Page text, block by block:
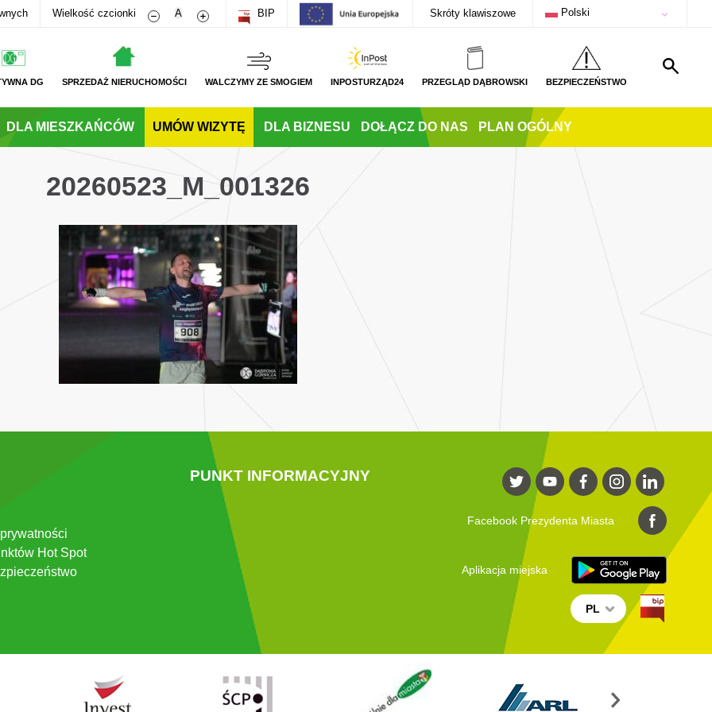
Wielkość czcionki Zmniejsz rozmiar czcionki
A Zwiększ rozmiar czcionki
BIP Skróty klawiszowe Polski
DG SPRZEDAŻ NIERUCHOMOŚCI WALCZYMY ZE SMOGIEM INPOSTURZĄD24 PRZEGLĄD DĄBROWSKI BEZPIECZEŃSTWO
DLA MIESZKAŃCÓW UMÓW WIZYTĘ DLA BIZNESU DOŁĄCZ DO NAS PLAN OGÓLNY
20260523_M_001326
Hot Spot
PUNKT INFORMACYJNY
Facebook Prezydenta Miasta
Aplikacja miejska
PL